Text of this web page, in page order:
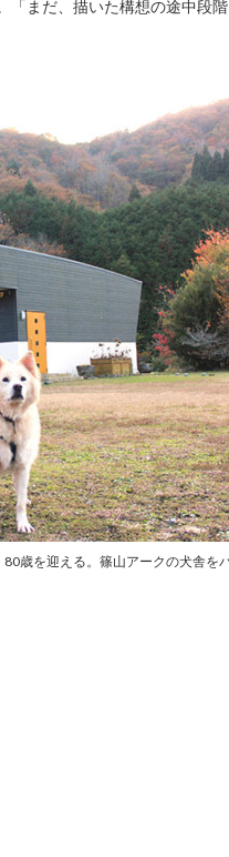
まだ、描いた構想の途中段
歳を迎える。篠山アークの犬舎を